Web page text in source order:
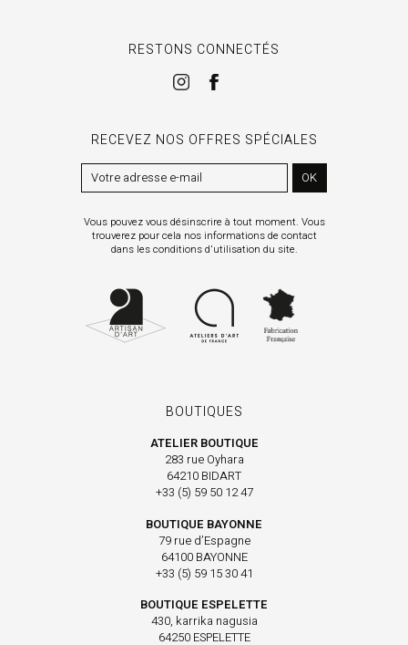
RESTONS CONNECTÉS
RECEVEZ NOS OFFRES SPÉCIALES
OK
Vous pouvez vous désinscrire à tout moment. Vous
trouverez pour cela nos informations de contact
dans les conditions d'utilisation du site.
BOUTIQUES
ATELIER BOUTIQUE
283 rue Oyhara
64210 BIDART
+33 (5) 59 50 12 47
BOUTIQUE BAYONNE
79 rue d’Espagne
64100 BAYONNE
+33 (5) 59 15 30 41
BOUTIQUE ESPELETTE
430, karrika nagusia
64250 ESPELETTE